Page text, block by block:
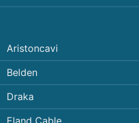
Aristoncavi
Belden
Draka